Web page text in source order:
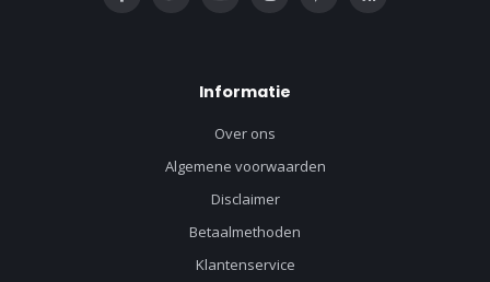
Informatie
Over ons
Algemene voorwaarden
Disclaimer
Betaalmethoden
Klantenservice